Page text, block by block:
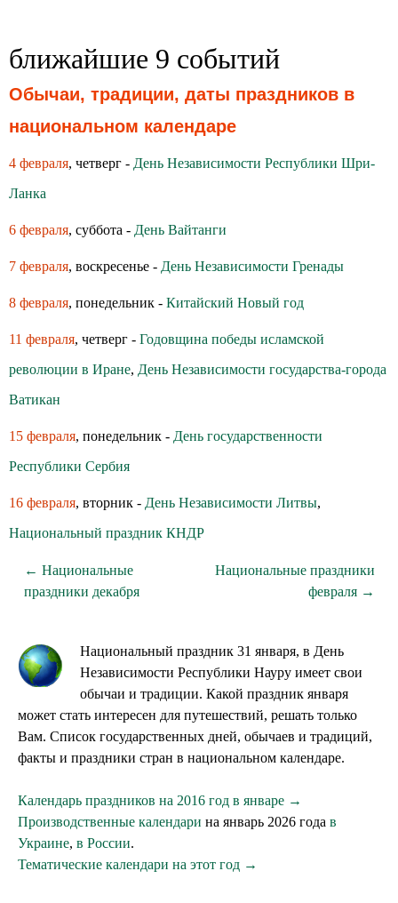
ближайшие 9 событий
Обычаи, традиции, даты праздников в
национальном календаре
4 февраля, четверг - День Независимости Республики Шри-
Ланка
6 февраля, суббота - День Вайтанги
7 февраля, воскресенье - День Независимости Гренады
8 февраля, понедельник - Китайский Новый год
11 февраля, четверг - Годовщина победы исламской
революции в Иране, День Независимости государства-города
Ватикан
15 февраля, понедельник - День государственности
Республики Сербия
16 февраля, вторник - День Независимости Литвы,
Национальный праздник КНДР
← Национальные
праздники декабря
Национальные праздники
февраля →
Национальный праздник 31 января, в День
Независимости Республики Науру имеет свои
обычаи и традиции. Какой праздник января
может стать интересен для путешествий, решать только
Вам. Список государственных дней, обычаев и традиций,
факты и праздники стран в национальном календаре.
Календарь праздников на 2016 год в январе →
Производственные календари на январь 2026 года в
Украине, в России.
Тематические календари на этот год →